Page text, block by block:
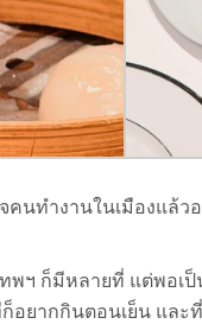
คนทำงานในเมืองแ
พฯ ก็มีหลายที่ แต่พอ
อยากกินตอนเย็น แล